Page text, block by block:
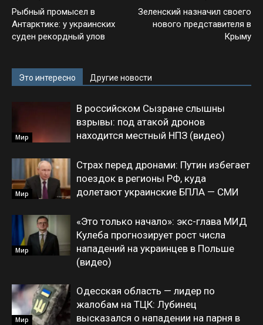
Рыбный промысел в
Антарктике: у украинских
суден рекордный улов
Зеленский назначил своего
нового представителя в
Крыму
Это интересно Другие новости
Мир
В российском Сызране слышны
взрывы: под атакой дронов
находится местный НПЗ (видео)
Мир
Страх перед дронами: Путин избегает
поездок в регионы РФ, куда
долетают украинские БПЛА — СМИ
Мир
«Это только начало»: экс-глава МИД
Кулеба прогнозирует рост числа
нападений на украинцев в Польше
(видео)
Мир
Одесская область — лидер по
жалобам на ТЦК: Лубинец
высказался о нападении на парня в